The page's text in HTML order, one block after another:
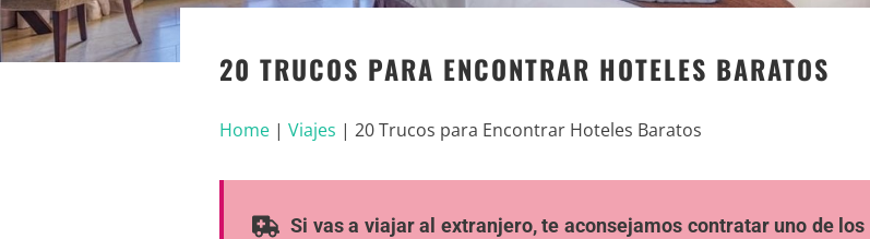
20 TRUCOS PARA ENCONTRAR HOTELES BARATOS
Home | Viajes | 20 Trucos para Encontrar Hoteles Baratos
Si vas a viajar al extranjero, te aconsejamos contratar uno de los